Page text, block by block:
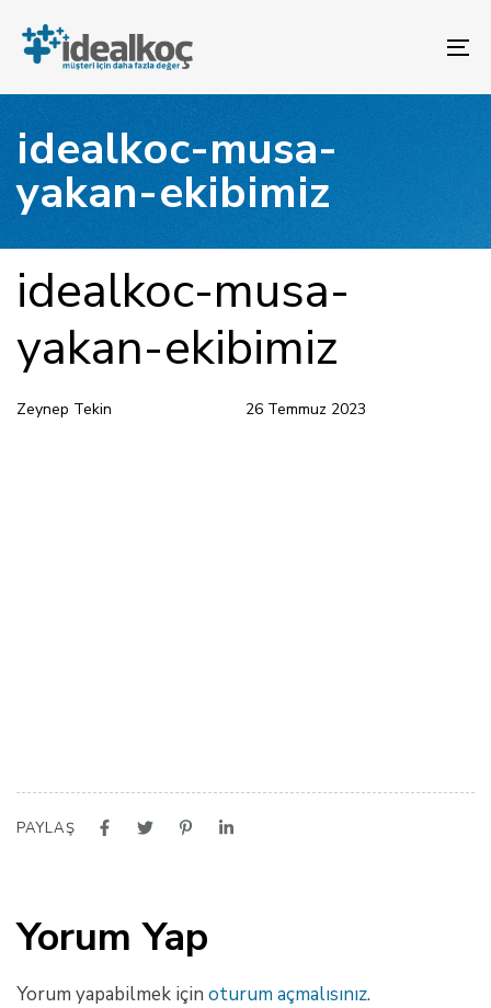
atla
gezinme
bölümüne
geç
atlaidealkoc-musa-
yakan-ekibimiz
idealkoc-musa-
yakan-ekibimiz
Zeynep Tekin 26 Temmuz 2023
PAYLAŞ
Yorum Yap
Yorum yapabilmek için oturum açmalısınız.